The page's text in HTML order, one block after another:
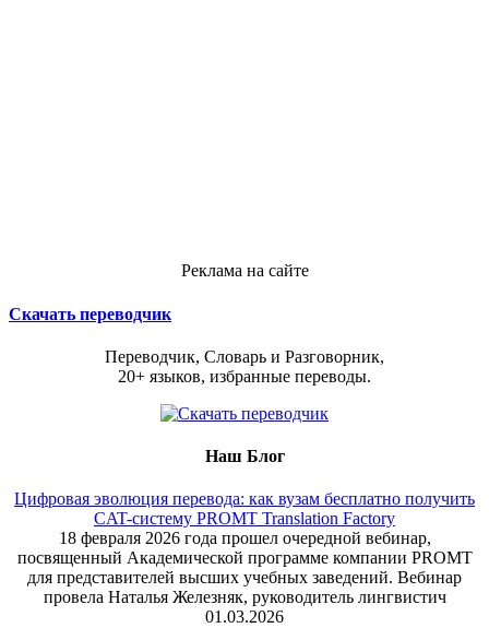
Реклама на сайте
Скачать переводчик
Переводчик, Словарь и Разговорник,
20+ языков, избранные переводы.
Наш Блог
Цифровая эволюция перевода: как вузам бесплатно получить
CAT-систему PROMT Translation Factory
18 февраля 2026 года прошел очередной вебинар,
посвященный Академической программе компании PROMT
для представителей высших учебных заведений. Вебинар
провела Наталья Железняк, руководитель лингвистич
01.03.2026